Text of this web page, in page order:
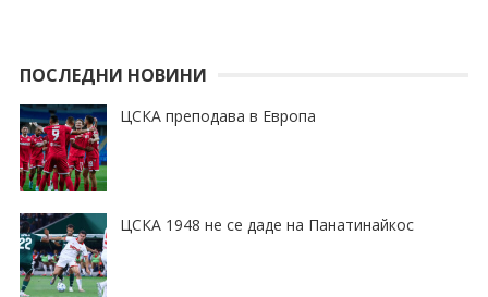
ПОСЛЕДНИ НОВИНИ
ЦСКА преподава в Европа
ЦСКА 1948 не се даде на Панатинайкос